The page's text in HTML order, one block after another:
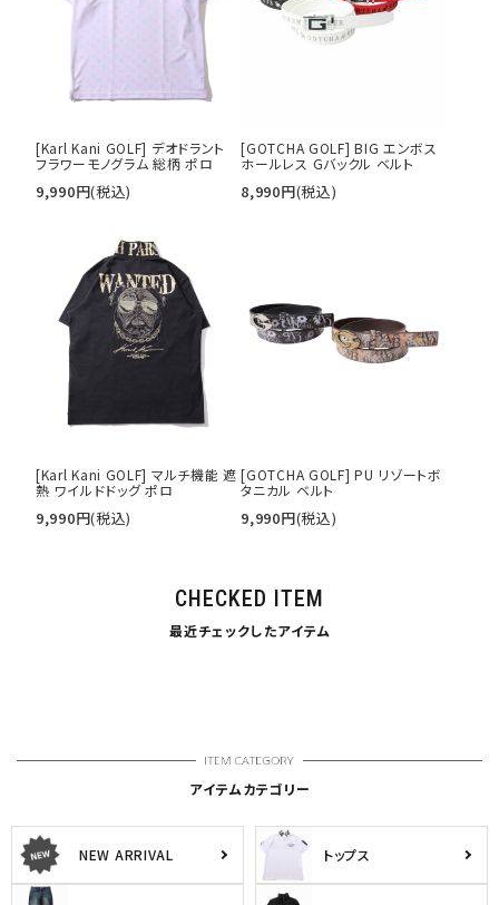
[Karl Kani GOLF] デオドラント
フラワーモノグラム 総柄 ポロ
9,990円(税込)
[GOTCHA GOLF] BIG エンボス
ホールレス Gバックル ベルト
8,990円(税込)
[Karl Kani GOLF] マルチ機能 遮
熱 ワイルドドッグ ポロ
9,990円(税込)
[GOTCHA GOLF] PU リゾートボ
タニカル ベルト
9,990円(税込)
CHECKED ITEM
最近チェックしたアイテム
アイテムカテゴリー
NEW ARRIVAL トップス